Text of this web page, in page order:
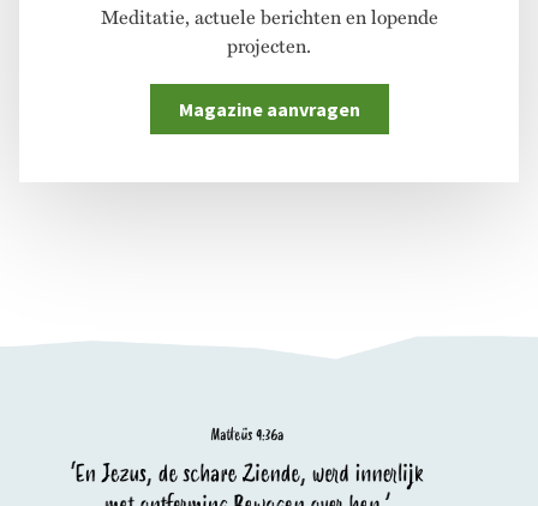
Meditatie, actuele berichten en lopende
projecten.
Magazine aanvragen